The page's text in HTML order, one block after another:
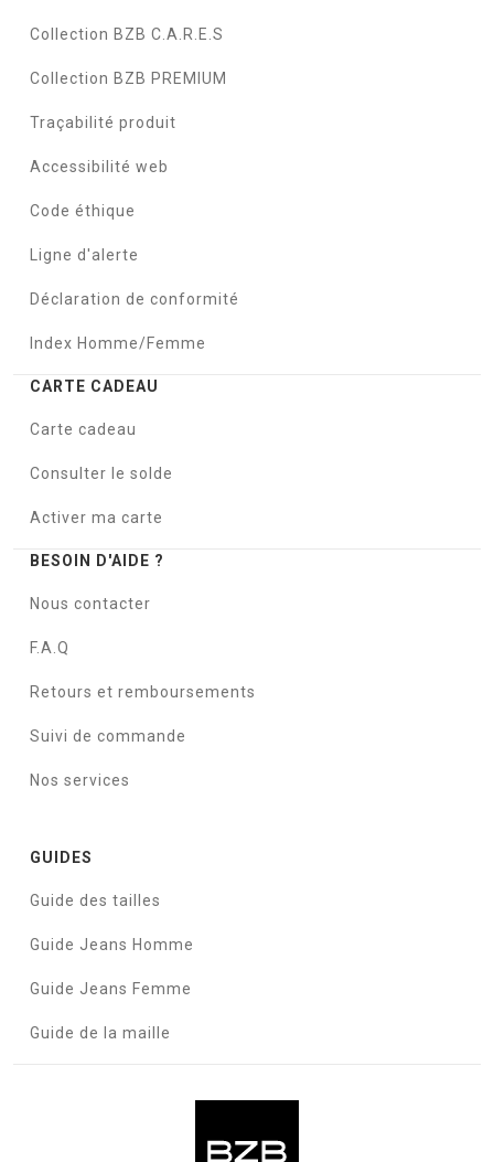
Collection BZB C.A.R.E.S
Collection BZB PREMIUM
Traçabilité produit
Accessibilité web
Code éthique
Ligne d'alerte
Déclaration de conformité
Index Homme/Femme
CARTE CADEAU
Carte cadeau
Consulter le solde
Activer ma carte
BESOIN D'AIDE ?
Nous contacter
F.A.Q
Retours et remboursements
Suivi de commande
Nos services
GUIDES
Guide des tailles
Guide Jeans Homme
Guide Jeans Femme
Guide de la maille